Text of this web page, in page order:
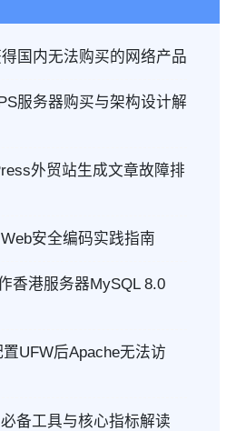
国内无法购买的网络产品
服务器购买与架构设计解
外贸站生成文章故障排
安全编码实践指南
香港服务器MySQL 8.0
UFW后Apache无法访
备工具与核心指标解读